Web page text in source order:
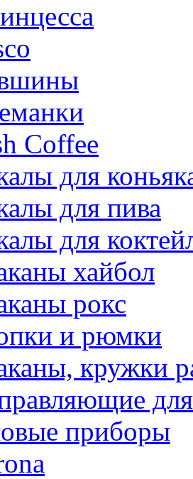
Coffee
для
для пива
для
хайбол
рокс
и рюмки
кружки
приборы